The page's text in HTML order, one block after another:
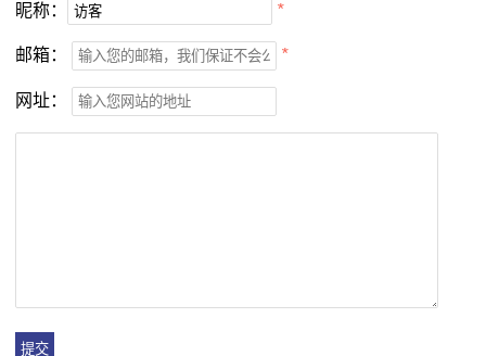
昵称： *
邮箱： *
网址：